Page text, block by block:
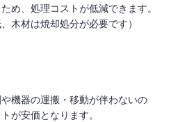
め、処理コストが低減できます。
、木材は焼却処分が必要です）
機器の運搬・移動が伴わないの
が安価となります。